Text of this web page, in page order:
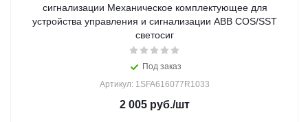
сигнализации Механическое комплектующее для
устройства управления и сигнализации ABB COS/SST
светосиг
Под заказ
Артикул: 1SFA616077R1033
2 005 руб./шт